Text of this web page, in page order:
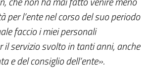
per l’ente nel corso del suo periodo
faccio i miei personali
il servizio svolto in tanti anni, anche
e del consiglio dell’ente».